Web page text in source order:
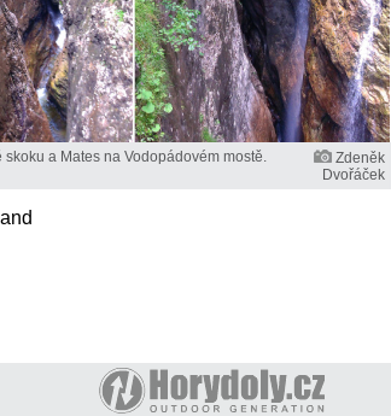
a Mates na Vodopádovém mostě.
Zdeněk
Dvořáček